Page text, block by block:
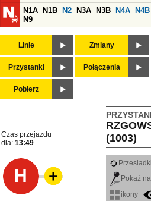
N1A
N1B N2 N3A N3B N4A N4B
N9
Linie Zmiany
Przystanki Połączenia
Pobierz
(1003)
Czas przejazdu
dla: 13:49
H
Przesiadki
Pokaż
ikony